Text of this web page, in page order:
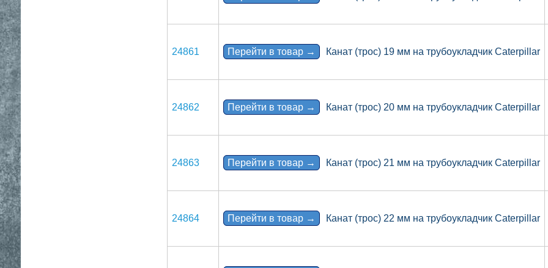
24861 Перейти в товар → Канат (трос) 19 мм на трубоукладчик Caterpillar
24862 Перейти в товар → Канат (трос) 20 мм на трубоукладчик Caterpillar
24863 Перейти в товар → Канат (трос) 21 мм на трубоукладчик Caterpillar
24864 Перейти в товар → Канат (трос) 22 мм на трубоукладчик Caterpillar